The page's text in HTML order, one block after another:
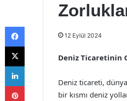
12 Eylül 2024
Deniz Ticaretinin
Deniz ticareti,
bir kısmı deniz
Facebook
X
LinkedIn
Pinterest